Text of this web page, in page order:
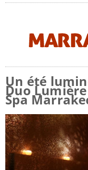
Un été
Duo
Spa